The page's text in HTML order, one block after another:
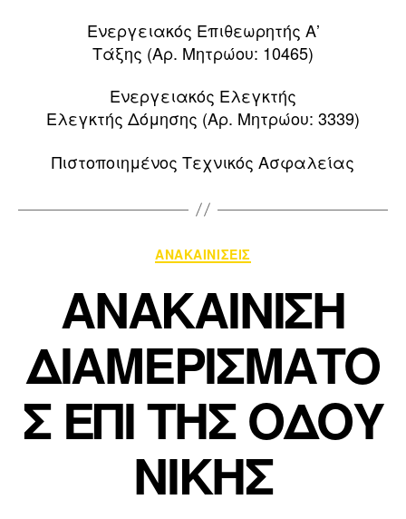
Ενεργειακός Επιθεωρητής Α’
Τάξης (Αρ. Μητρώου: 10465)
Ενεργειακός Ελεγκτής
Ελεγκτής Δόμησης (Αρ. Μητρώου: 3339)
Πιστοποιημένος Τεχνικός Ασφαλείας
ΑΝΑΚΑΙΝΙΣΕΙΣ
ΑΝΑΚΑΙΝΙΣΗ
ΔΙΑΜΕΡΙΣΜΑΤΟ
Σ ΕΠΙ ΤΗΣ ΟΔΟΥ
ΝΙΚΗΣ